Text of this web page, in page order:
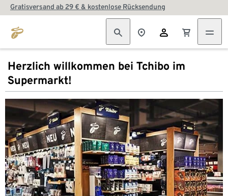
Gratisversand ab 29 € & kostenlose Rücksendung
Herzlich willkommen bei Tchibo im
Supermarkt!